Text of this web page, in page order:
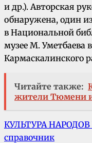
и др.). Авторская
обнаружена, один
в Национальной
музее М. Уметбаева
Кармаскалинского
Читайте также:
жители Тюмени
КУЛЬТУРА
справочник